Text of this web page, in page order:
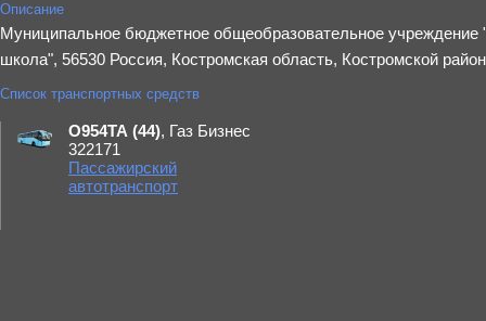
Описание
Муниципал​​ьное бюджетное общеобразовательное учреждение
школа", 56530 Россия, Костромская область, Костромской
Список транспортных средств
О954ТА (44), Газ Бизнес
322171
Пассажирский
автотранспорт